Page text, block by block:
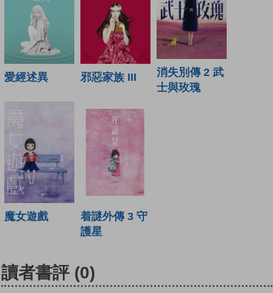
愛經述異 邪惡家族 III
消失別傳 2 武
士與玫瑰
魔女遊戲
着謎外傳 3 守
護星
讀者書評 (0)